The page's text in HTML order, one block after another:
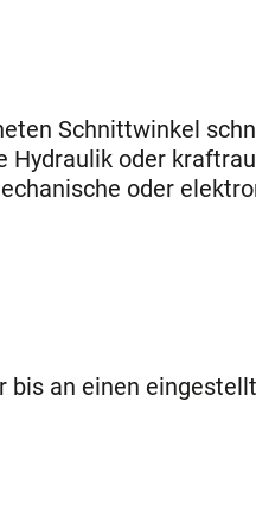
Schnittwinkel
Hydraulik oder
oder
bis an einen